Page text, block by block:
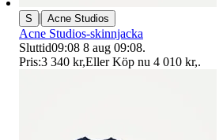
S | Acne Studios
Acne Studios-skinnjacka
Sluttid09:08 8 aug 09:08.
Pris:3 340 kr,Eller Köp nu 4 010 kr,.